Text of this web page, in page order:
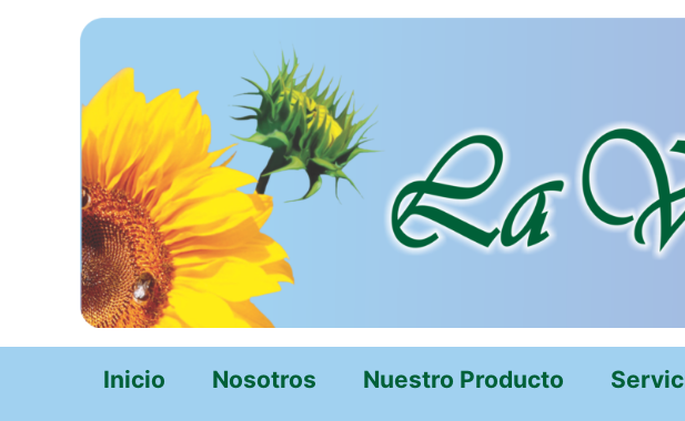
Inicio Nosotros Nuestro Producto